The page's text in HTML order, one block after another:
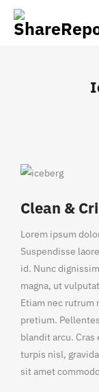
Clean &
Lorem ipsum
Suspendisse
id. Nunc
magna, ut
Etiam nec rutrum
pretium.
blandit arcu.
turpis nisl,
sit amet